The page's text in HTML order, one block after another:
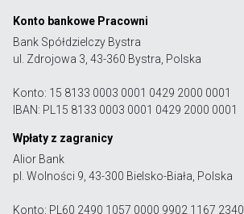
Konto bankowe Pracowni
Bank Spółdzielczy Bystra
ul. Zdrojowa 3, 43-360 Bystra, Polska
Konto: 15 8133 0003 0001 0429 2000 0001
IBAN: PL15 8133 0003 0001 0429 2000 0001
Wpłaty z zagranicy
Alior Bank
pl. Wolności 9, 43-300 Bielsko-Biała, Polska
Konto: PL60 2490 1057 0000 9902 1167 2340